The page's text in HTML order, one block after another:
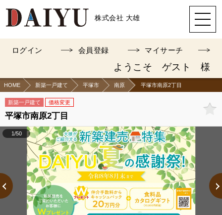
株式会社 大雄
ログイン 会員登録 マイサーチ
ようこそ ゲスト 様
HOME 新築一戸建て 平塚市 南原 平塚市南原2丁目
新築一戸建て 価格変更
平塚市南原2丁目
1/50